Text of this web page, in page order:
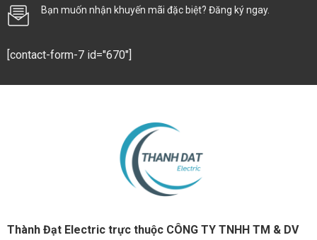
Bạn muốn nhận khuyến mãi đặc biệt? Đăng ký ngay.
[contact-form-7 id="670"]
Thành Đạt Electric trực thuộc CÔNG TY TNHH TM & DV